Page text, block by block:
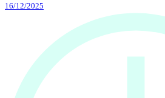
16/12/2025